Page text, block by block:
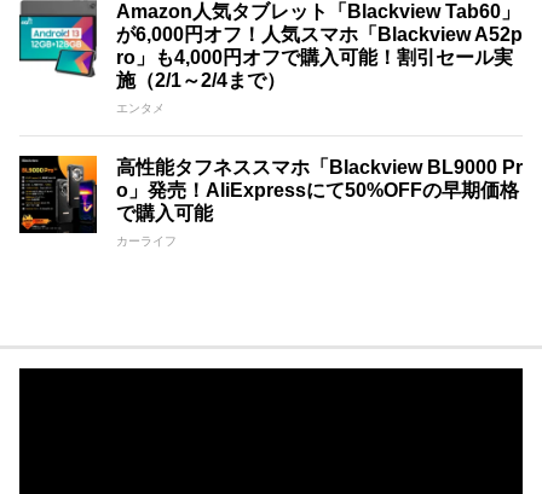
Amazon人気タブレット「Blackview Tab60」
が6,000円オフ！人気スマホ「Blackview A52p
ro」も4,000円オフで購入可能！割引セール実
施（2/1～2/4まで）
エンタメ
高性能タフネススマホ「Blackview BL9000 Pr
o」発売！AliExpressにて50%OFFの早期価格
で購入可能
カーライフ